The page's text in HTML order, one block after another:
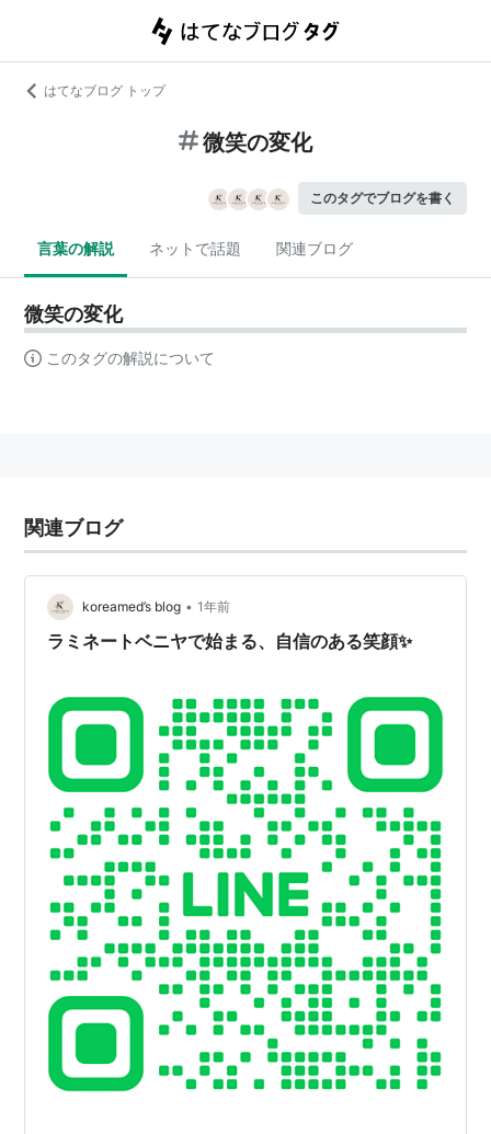
はてなブログ トップ
微笑の変化
このタグでブログを書く
言葉の解説 ネットで話題 関連ブログ
微笑の変化
このタグの解説について
関連ブログ
koreamed’s blog • 1年前
ラミネートベニヤで始まる、自信のある笑顔✨